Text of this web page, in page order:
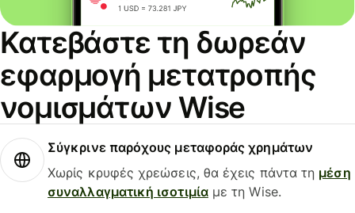
Κατεβάστε τη δωρεάν
εφαρμογή μετατροπής
νομισμάτων Wise
Σύγκρινε παρόχους μεταφοράς χρημάτων
Χωρίς κρυφές χρεώσεις, θα έχεις πάντα τη μέση
συναλλαγματική ισοτιμίαμε τη Wise.